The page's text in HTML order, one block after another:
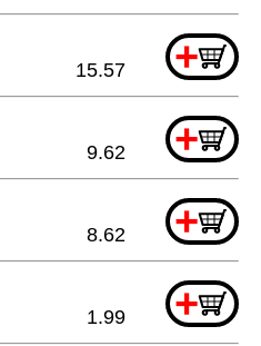
+
15.57
+
9.62
+
8.62
+
1.99